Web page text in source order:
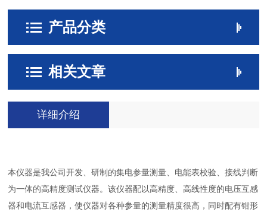
产品分类
相关文章
详细介绍
本仪器是我公司开发、研制的集电参量测量、电能表校验、接线判断
为一体的高精度测试仪器。该仪器配以高精度、高线性度的电压互感
器和电流互感器，使仪器对各种参量的测量精度很高，同时配有钳形